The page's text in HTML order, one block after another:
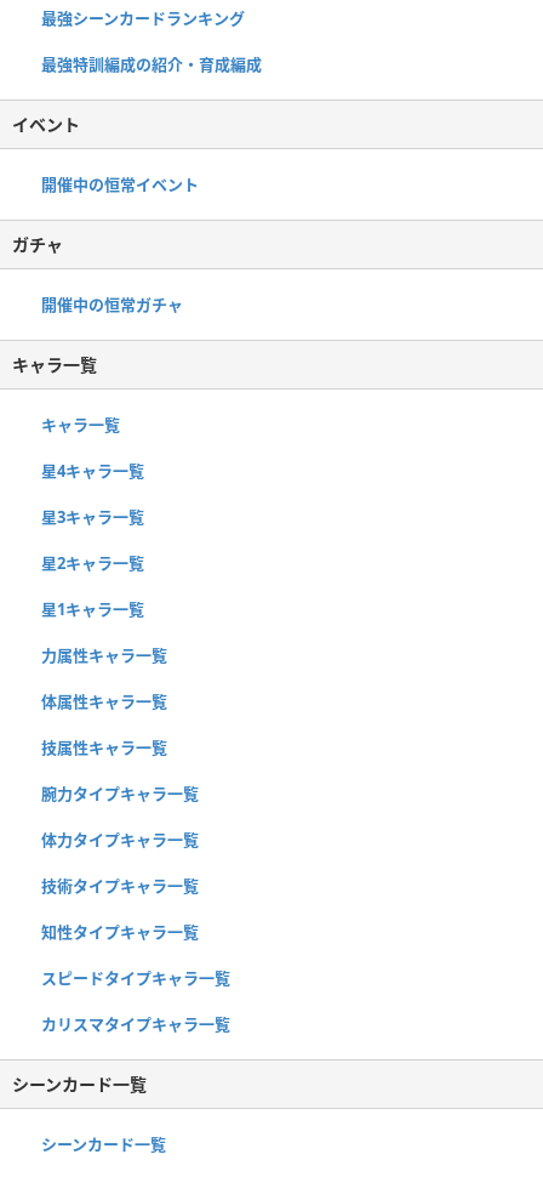
最強シーンカードランキング
最強特訓編成の紹介・育成編成
イベント
開催中の恒常イベント
ガチャ
開催中の恒常ガチャ
キャラ一覧
キャラ一覧
星4キャラ一覧
星3キャラ一覧
星2キャラ一覧
星1キャラ一覧
力属性キャラ一覧
体属性キャラ一覧
技属性キャラ一覧
腕力タイプキャラ一覧
体力タイプキャラ一覧
技術タイプキャラ一覧
知性タイプキャラ一覧
スピードタイプキャラ一覧
カリスマタイプキャラ一覧
シーンカード一覧
シーンカード一覧